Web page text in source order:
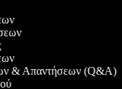
& Απαντήσεων (Q&A)